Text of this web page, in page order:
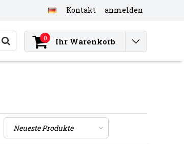
Kontakt anmelden
0 Ihr Warenkorb